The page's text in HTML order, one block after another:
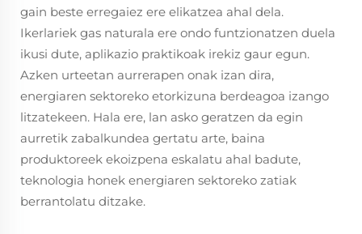
gain beste erregaiez ere elikatzea ahal dela.
Ikerlariek gas naturala ere ondo funtzionatzen duela
ikusi dute, aplikazio praktikoak irekiz gaur egun.
Azken urteetan aurrerapen onak izan dira,
energiaren sektoreko etorkizuna berdeagoa izango
litzatekeen. Hala ere, lan asko geratzen da egin
aurretik zabalkundea gertatu arte, baina
produktoreek ekoizpena eskalatu ahal badute,
teknologia honek energiaren sektoreko zatiak
berrantolatu ditzake.